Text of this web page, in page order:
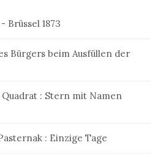
Brüssel 1873
Bürgers beim Ausfüllen der
: Stern mit Namen
: Einzige Tage